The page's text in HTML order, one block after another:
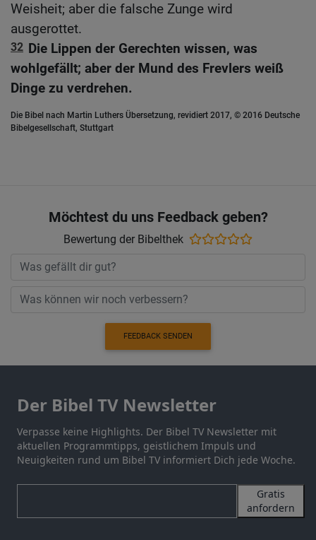
Weisheit; aber die falsche Zunge wird
ausgerottet.
32 Die Lippen der Gerechten wissen, was
wohlgefällt; aber der Mund des Frevlers weiß
Dinge zu verdrehen.
Die Bibel nach Martin Luthers Übersetzung, revidiert 2017, © 2016 Deutsche
Bibelgesellschaft, Stuttgart
Möchtest du uns Feedback geben?
Bewertung der Bibelthek
FEEDBACK SENDEN
Der Bibel TV Newsletter
Verpasse keine Highlights. Der Bibel TV Newsletter mit
aktuellen Programmtipps, geistlichem Impuls und
Neuigkeiten rund um Bibel TV informiert Dich jede Woche.
Gratis
anfordern